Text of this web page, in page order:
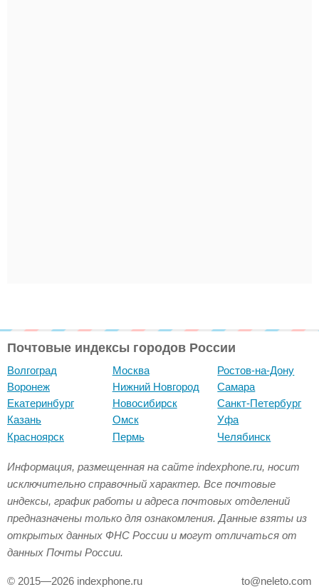
Почтовые индексы городов России
Волгоград
Воронеж
Екатеринбург
Казань
Красноярск
Москва
Нижний Новгород
Новосибирск
Омск
Пермь
Ростов-на-Дону
Самара
Санкт-Петербург
Уфа
Челябинск
Информация, размещенная на сайте indexphone.ru, носит
исключительно справочный характер. Все почтовые
индексы, график работы и адреса почтовых отделений
предназначены только для ознакомления. Данные взяты из
открытых данных ФНС России и могут отличаться от
данных Почты России.
© 2015—2026 indexphone.ru to@neleto.com